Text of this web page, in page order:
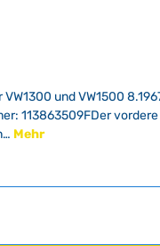
und VW1500
113863509FDer
Mehr